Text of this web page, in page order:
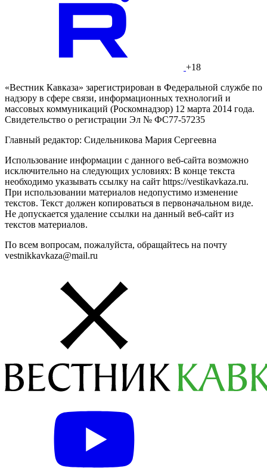
+18
«Вестник Кавказа» зарегистрирован в Федеральной службе по
надзору в сфере связи, информационных технологий и
массовых коммуникаций (Роскомнадзор) 12 марта 2014 года.
Свидетельство о регистрации Эл № ФС77-57235
Главный редактор: Сидельникова Мария Сергеевна
Использование информации с данного веб-сайта возможно
исключительно на следующих условиях: В конце текста
необходимо указывать ссылку на сайт https://vestikavkaza.ru.
При использовании материалов недопустимо изменение
текстов. Текст должен копироваться в первоначальном виде.
Не допускается удаление ссылки на данный веб-сайт из
текстов материалов.
По всем вопросам, пожалуйста, обращайтесь на почту
vestnikkavkaza@mail.ru